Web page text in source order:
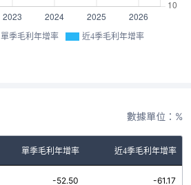
單季毛利年增率 近4季毛利年增率
數據單位：%
單季毛利年增率 近4季毛利年增率
-52.50 -61.17